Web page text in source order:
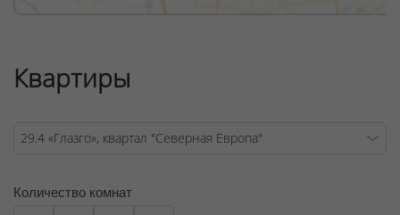
Дом расположится вдоль продолжения улицы
общественного транспорта
красивой небесной тонировкой и
ультрасовременными архитектурными решениями!
Квартиры
Количество комнат